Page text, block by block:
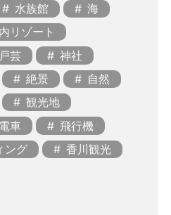
水族館
海
リゾート
芸
神社
絶景
自然
観光地
電車
飛行機
ング
香川観光